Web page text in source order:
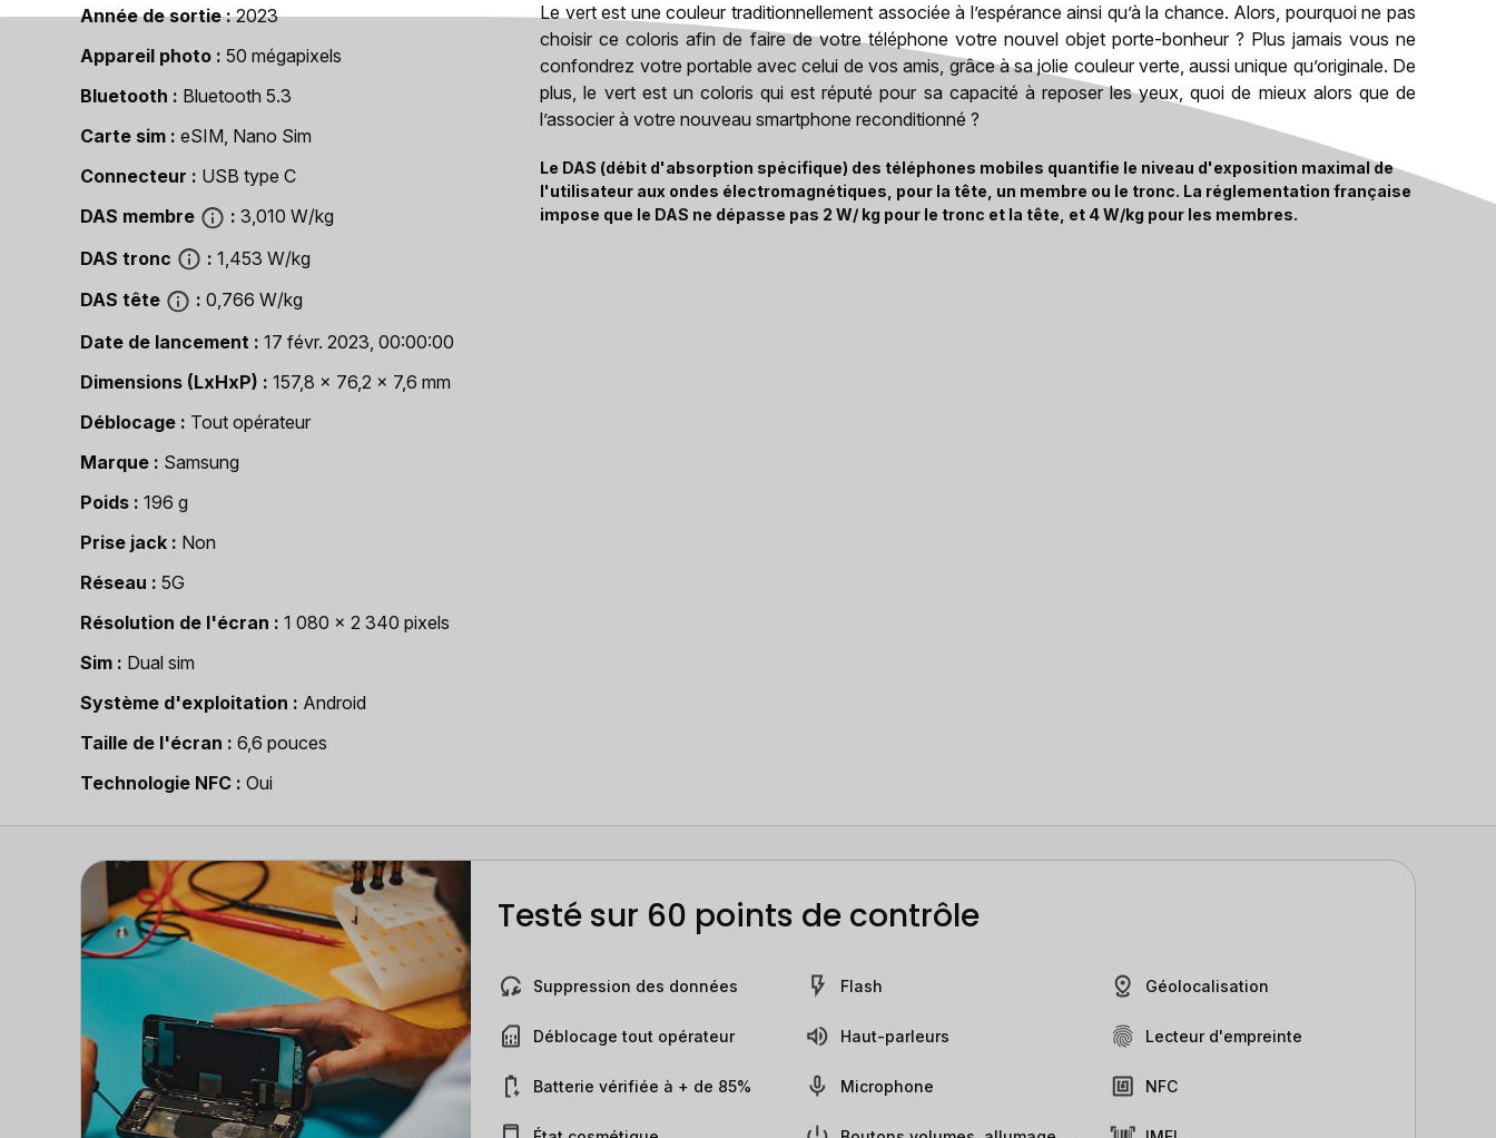
Année de sortie
2023
Appareil photo
50 mégapixels
Bluetooth
Bluetooth 5.3
Carte sim
eSIM, Nano Sim
Connecteur
USB type C
DAS membre
3,010 W/kg
DAS tronc
1,453 W/kg
DAS tête
0,766 W/kg
Date de lancement
17 févr. 2023, 00:00:00
Dimensions (LxHxP)
157,8 x 76,2 x 7,6 mm
Déblocage
Tout opérateur
Marque
Samsung
Poids
196 g
Prise jack
Non
Réseau
5G
Résolution de l'écran
1 080 x 2 340 pixels
Sim
Dual sim
Système d'exploitation
Android
Taille de l'écran
6,6 pouces
Technologie NFC
Oui
Le vert est une couleur traditionnellement associée à l’espérance ainsi qu’à la chance. Alors, pourquoi ne pas
choisir ce coloris afin de faire de votre téléphone votre nouvel objet porte-bonheur ? Plus jamais vous ne
confondrez votre portable avec celui de vos amis, grâce à sa jolie couleur verte, aussi unique qu’originale. De
plus, le vert est un coloris qui est réputé pour sa capacité à reposer les yeux, quoi de mieux alors que de
l’associer à votre nouveau smartphone reconditionné ?
Le DAS (débit d'absorption spécifique) des téléphones mobiles quantifie le niveau d'exposition maximal de
l'utilisateur aux ondes électromagnétiques, pour la tête, un membre ou le tronc. La réglementation française
impose que le DAS ne dépasse pas 2 W/ kg pour le tronc et la tête, et 4 W/kg pour les membres.
Testé sur 60 points de contrôle
Suppression des données
Déblocage tout opérateur
Batterie vérifiée à + de 85%
Flash
Haut-parleurs
Microphone
Géolocalisation
Lecteur d'empreinte
NFC